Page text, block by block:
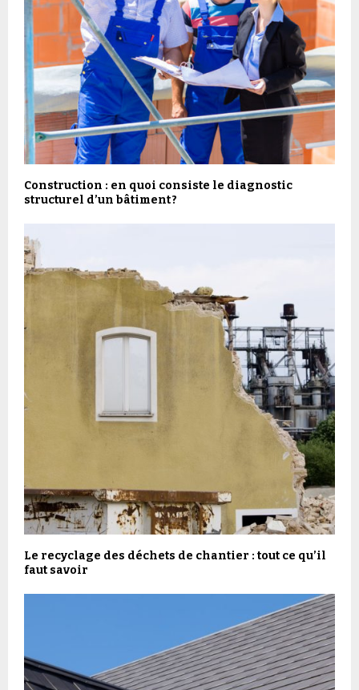
Construction : en quoi consiste le diagnostic
structurel d’un bâtiment ?
Le recyclage des déchets de chantier : tout ce qu’il
faut savoir